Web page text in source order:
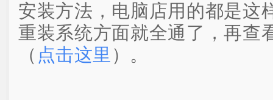
安装方法，电脑店用的都是这
重装系统方面就全通了，再查
（ 点击这里 ）。